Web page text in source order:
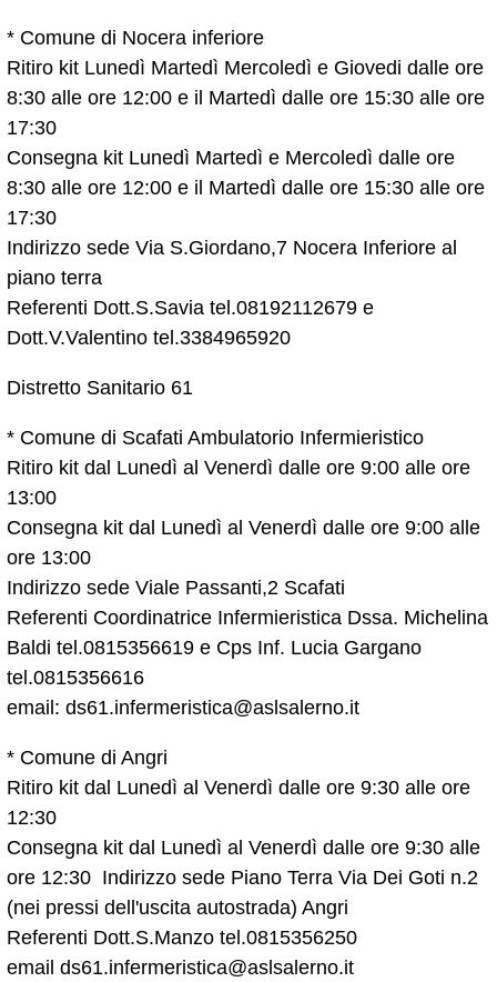
* Comune di Nocera inferiore
Ritiro kit Lunedì Martedì Mercoledì e Giovedi dalle ore
8:30 alle ore 12:00 e il Martedì dalle ore 15:30 alle ore
17:30
Consegna kit Lunedì Martedì e Mercoledì dalle ore
8:30 alle ore 12:00 e il Martedì dalle ore 15:30 alle ore
17:30
Indirizzo sede Via S.Giordano,7 Nocera Inferiore al
piano terra
Referenti Dott.S.Savia tel.08192112679 e
Dott.V.Valentino tel.3384965920
Distretto Sanitario 61
* Comune di Scafati Ambulatorio Infermieristico
Ritiro kit dal Lunedì al Venerdì dalle ore 9:00 alle ore
13:00
Consegna kit dal Lunedì al Venerdì dalle ore 9:00 alle
ore 13:00
Indirizzo sede Viale Passanti,2 Scafati
Referenti Coordinatrice Infermieristica Dssa. Michelina
Baldi tel.0815356619 e Cps Inf. Lucia Gargano
tel.0815356616
email: ds61.infermeristica@aslsalerno.it
* Comune di Angri
Ritiro kit dal Lunedì al Venerdì dalle ore 9:30 alle ore
12:30
Consegna kit dal Lunedì al Venerdì dalle ore 9:30 alle
ore 12:30 Indirizzo sede Piano Terra Via Dei Goti n.2
(nei pressi dell'uscita autostrada) Angri
Referenti Dott.S.Manzo tel.0815356250
email ds61.infermeristica@aslsalerno.it